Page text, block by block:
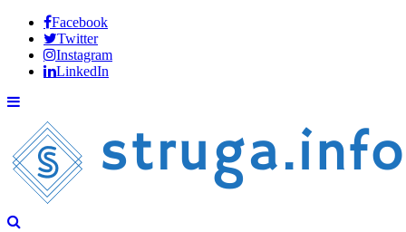
Facebook
Twitter
Instagram
LinkedIn